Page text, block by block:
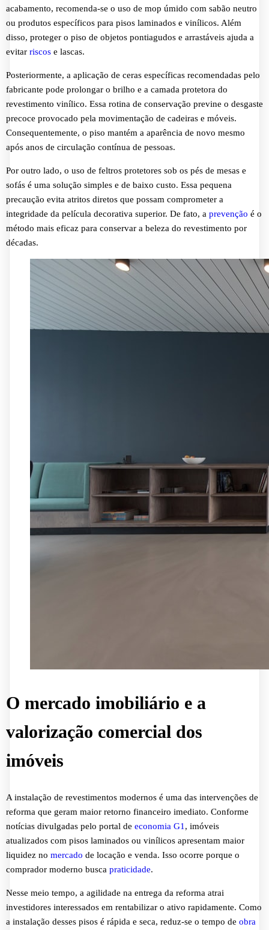
acabamento, recomenda-se o uso de mop úmido com sabão neutro
ou produtos específicos para pisos laminados e vinílicos. Além
disso, proteger o piso de objetos pontiagudos e arrastáveis ajuda a
evitar riscos e lascas.
Posteriormente, a aplicação de ceras específicas recomendadas pelo
fabricante pode prolongar o brilho e a camada protetora do
revestimento vinílico. Essa rotina de conservação previne o desgaste
precoce provocado pela movimentação de cadeiras e móveis.
Consequentemente, o piso mantém a aparência de novo mesmo
após anos de circulação contínua de pessoas.
Por outro lado, o uso de feltros protetores sob os pés de mesas e
sofás é uma solução simples e de baixo custo. Essa pequena
precaução evita atritos diretos que possam comprometer a
integridade da película decorativa superior. De fato, a prevenção é o
método mais eficaz para conservar a beleza do revestimento por
décadas.
O mercado imobiliário e a
valorização comercial dos
imóveis
A instalação de revestimentos modernos é uma das intervenções de
reforma que geram maior retorno financeiro imediato. Conforme
notícias divulgadas pelo portal de economia G1 , imóveis
atualizados com pisos laminados ou vinílicos apresentam maior
liquidez no mercado de locação e venda. Isso ocorre porque o
comprador moderno busca praticidade.
Nesse meio tempo, a agilidade na entrega da reforma atrai
investidores interessados em rentabilizar o ativo rapidamente. Como
a instalação desses pisos é rápida e seca, reduz-se o tempo de obra